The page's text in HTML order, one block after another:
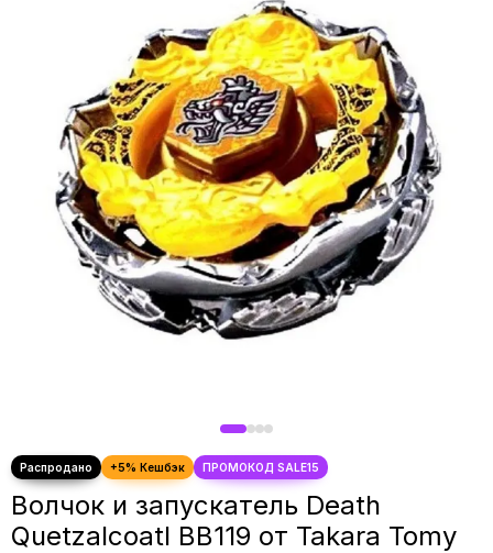
Волчок и запускатель Death
Quetzalcoatl BB119 от Takara Tomy